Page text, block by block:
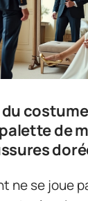
de
ne se joue